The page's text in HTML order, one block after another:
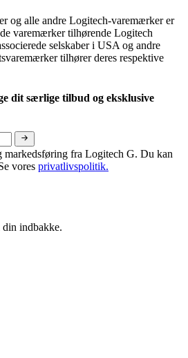
og alle andre Logitech-varemærker er
varemærker tilhørende Logitech
selskaber i USA og andre
tilhører deres respektive
dit særlige tilbud og eksklusive
markedsføring fra Logitech G. Du kan
vores privatlivspolitik.
din indbakke.